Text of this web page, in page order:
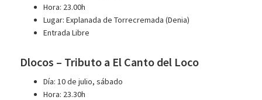
Hora: 23.00h
Lugar: Explanada de Torrecremada (Denia)
Entrada Libre
Dlocos – Tributo a El Canto del Loco
Día: 10 de julio, sábado
Hora: 23.30h